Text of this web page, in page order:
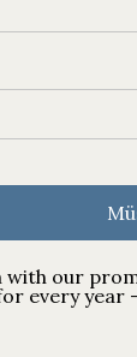
with our
every year